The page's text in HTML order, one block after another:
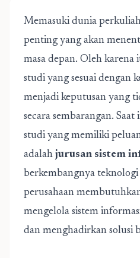
Memasuki dunia
penting yang akan
masa depan. Oleh
studi yang sesuai dengan
menjadi keputusan yang
secara sembarangan.
studi yang memiliki
adalah jurusan sistem
berkembangnya
perusahaan
mengelola sistem
dan menghadirkan solusi